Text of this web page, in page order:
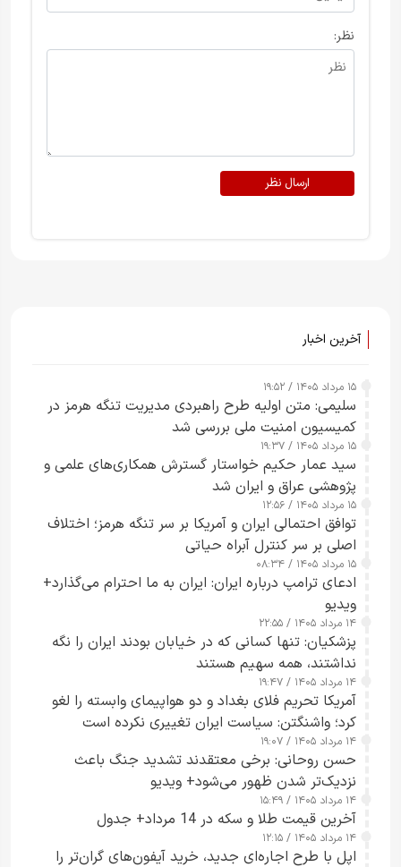
نظر:
ارسال نظر
آخرین اخبار
۱۵ مرداد ۱۴۰۵ / ۱۹:۵۲
سلیمی: متن اولیه طرح راهبردی مدیریت تنگه هرمز در
کمیسیون امنیت ملی بررسی شد
۱۵ مرداد ۱۴۰۵ / ۱۹:۳۷
سید عمار حکیم خواستار گسترش همکاری‌های علمی و
پژوهشی عراق و ایران شد
۱۵ مرداد ۱۴۰۵ / ۱۲:۵۶
توافق احتمالی ایران و آمریکا بر سر تنگه هرمز؛ اختلاف
اصلی بر سر کنترل آبراه حیاتی
۱۵ مرداد ۱۴۰۵ / ۰۸:۳۴
ادعای ترامپ درباره ایران: ایران به ما احترام می‌گذارد+
ویدیو
۱۴ مرداد ۱۴۰۵ / ۲۲:۵۵
پزشکیان: تنها کسانی که در خیابان بودند ایران را نگه
نداشتند، همه سهیم هستند
۱۴ مرداد ۱۴۰۵ / ۱۹:۴۷
آمریکا تحریم فلای بغداد و دو هواپیمای وابسته را لغو
کرد؛ واشنگتن: سیاست ایران تغییری نکرده است
۱۴ مرداد ۱۴۰۵ / ۱۹:۰۷
حسن روحانی: برخی معتقدند تشدید جنگ باعث
نزدیک‌تر شدن ظهور می‌شود+ ویدیو
۱۴ مرداد ۱۴۰۵ / ۱۵:۴۹
آخرین قیمت طلا و سکه در 14 مرداد+ جدول
۱۴ مرداد ۱۴۰۵ / ۱۲:۱۵
اپل با طرح اجاره‌ای جدید، خرید آیفون‌های گران‌تر را